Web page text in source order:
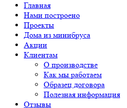
Главная
Нами построено
Проекты
Дома из минибруса
Акции
Клиентам
О производстве
Как мы работаем
Образец договора
Полезная информация
Отзывы